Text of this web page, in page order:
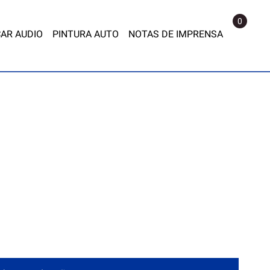
AUDIO PINTURA AUTO NOTAS DE IMPRENSA
0